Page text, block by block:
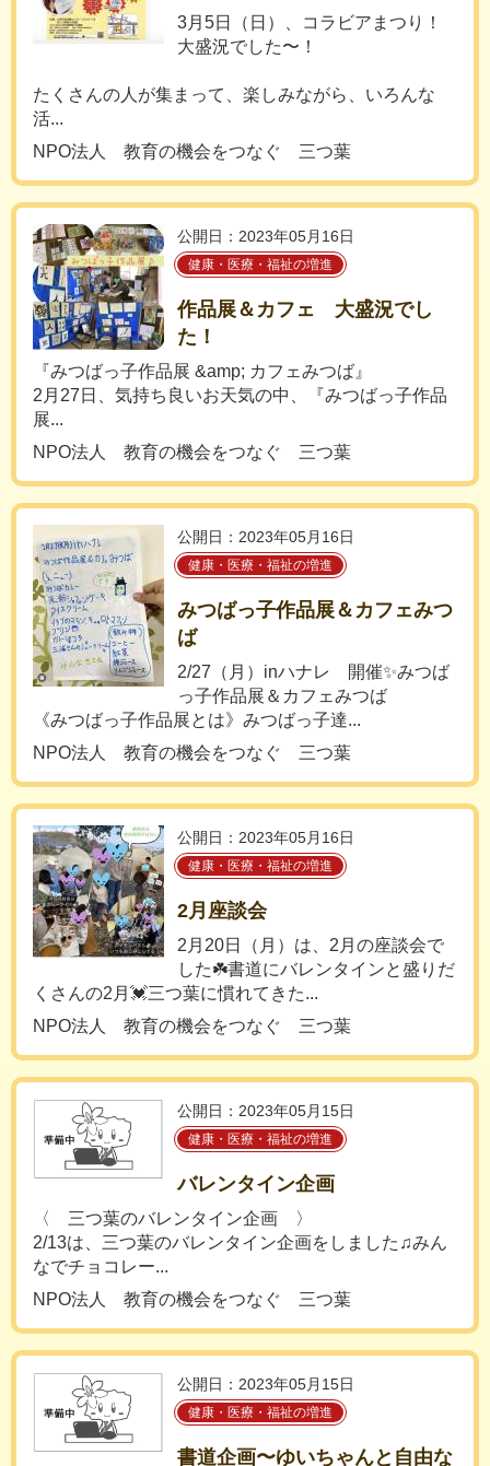
3月5日（日）、コラビアまつり！
大盛況でした〜！
たくさんの人が集まって、楽しみながら、いろんな
活...
NPO法人 教育の機会をつなぐ 三つ葉
公開日：2023年05月16日
健康・医療・福祉の増進
作品展＆カフェ 大盛況でし
た！
『みつばっ子作品展 &amp; カフェみつば』
2月27日、気持ち良いお天気の中、『みつばっ子作品
展...
NPO法人 教育の機会をつなぐ 三つ葉
公開日：2023年05月16日
健康・医療・福祉の増進
みつばっ子作品展＆カフェみつ
ば
2/27（月）inハナレ 開催✨みつば
っ子作品展＆カフェみつば
《みつばっ子作品展とは》みつばっ子達...
NPO法人 教育の機会をつなぐ 三つ葉
公開日：2023年05月16日
健康・医療・福祉の増進
2月座談会
2月20日（月）は、2月の座談会で
した☘️書道にバレンタインと盛りだ
くさんの2月💓三つ葉に慣れてきた...
NPO法人 教育の機会をつなぐ 三つ葉
公開日：2023年05月15日
健康・医療・福祉の増進
バレンタイン企画
〈 三つ葉のバレンタイン企画 〉
2/13は、三つ葉のバレンタイン企画をしました♫みん
なでチョコレー...
NPO法人 教育の機会をつなぐ 三つ葉
公開日：2023年05月15日
健康・医療・福祉の増進
書道企画〜ゆいちゃんと自由な